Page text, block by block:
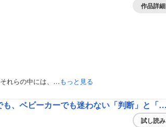
作品詳細
れらの中には、…もっと見る
ビーカーでも迷わない「判断」と「行動」
試し読み